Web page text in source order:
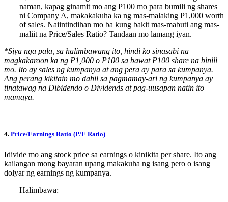
naman, kapag ginamit mo ang P100 mo para bumili ng shares
ni Company A, makakakuha ka ng mas-malaking P1,000 worth
of sales. Naiintindihan mo ba kung bakit mas-mabuti ang mas-
maliit na Price/Sales Ratio? Tandaan mo lamang iyan.
*Siya nga pala, sa halimbawang ito, hindi ko sinasabi na
magkakaroon ka ng P1,000 o P100 sa bawat P100 share na binili
mo. Ito ay sales ng kumpanya at ang pera ay para sa kumpanya.
Ang perang kikitain mo dahil sa pagmamay-ari ng kumpanya ay
tinatawag na Dibidendo o Dividends at pag-uusapan natin ito
mamaya.
4. Price/Earnings Ratio (P/E Ratio)
Idivide mo ang stock price sa earnings o kinikita per share. Ito ang
kailangan mong bayaran upang makakuha ng isang pero o isang
dolyar ng earnings ng kumpanya.
Halimbawa: